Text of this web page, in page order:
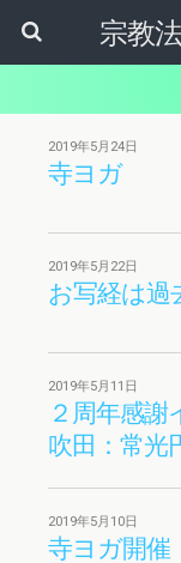
宗教
2019年5月24日
寺ヨガ
2019年5月22日
お写経は過
2019年5月11日
２周年感
吹田：常光
2019年5月10日
寺ヨガ開